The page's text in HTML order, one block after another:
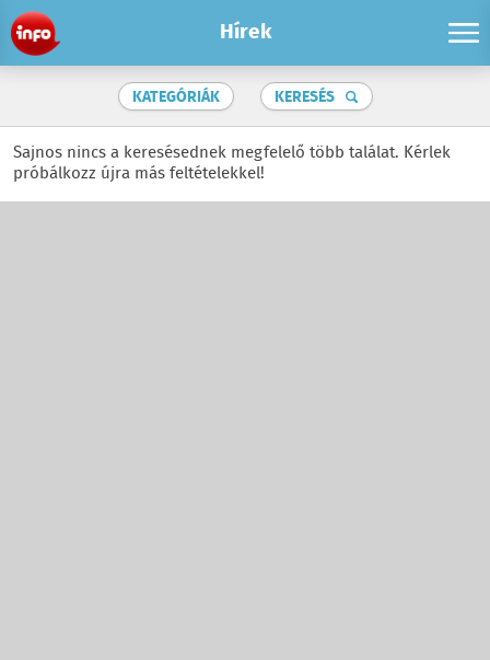
Hírek
KATEGÓRIÁK KERESÉS
Sajnos nincs a keresésednek megfelelő több találat. Kérlek
próbálkozz újra más feltételekkel!